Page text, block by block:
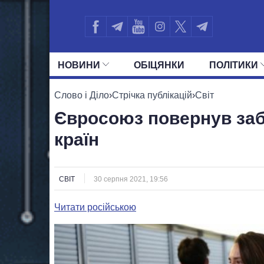
НОВИНИ ОБIЦЯНКИ ПОЛIТИКИ
УСІ ПОЛІТИКИ ПРЕЗИДЕНТ І ОФІС
Слово і Діло›Стрічка публікацій›Світ
Євросоюз повернув
країн
СВІТ 30 серпня 2021, 19:56
Читати російською